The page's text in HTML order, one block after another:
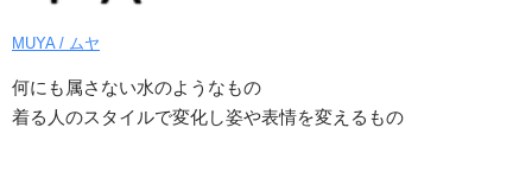
MUYA / ムヤ
何にも属さない水のようなもの
着る人のスタイルで変化し姿や表情を変えるもの